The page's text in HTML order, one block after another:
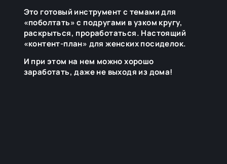
Это готовый инструмент с темами для
«поболтать» с подругами в узком кругу,
раскрыться, проработаться. Настоящий
«контент-план» для женских посиделок.
И при этом на нем можно хорошо
заработать, даже не выходя из дома!